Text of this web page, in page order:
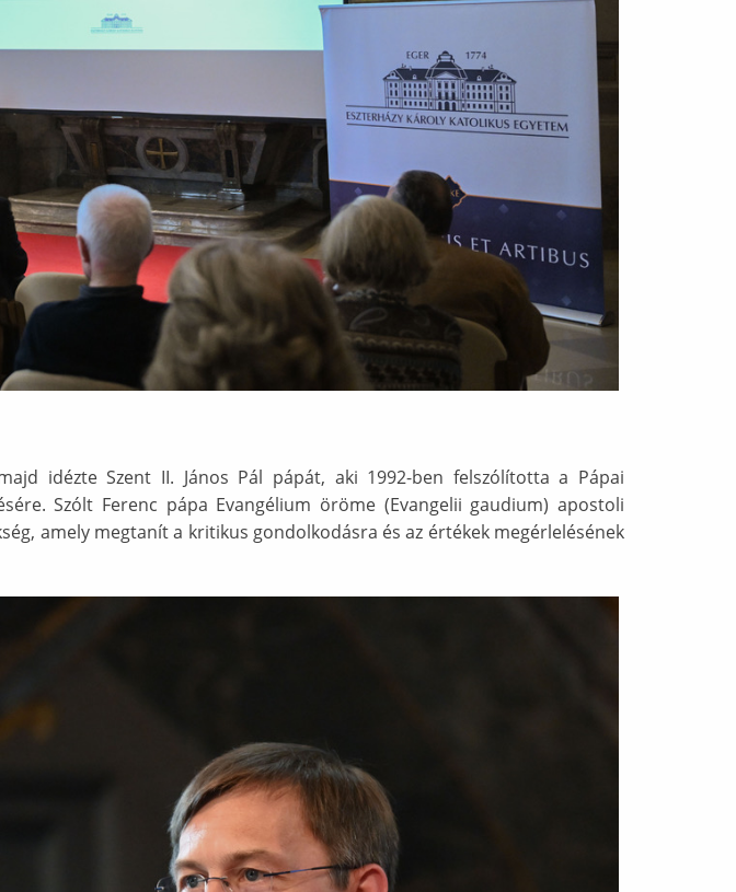
idézte Szent II. János Pál pápát, aki 1992-ben felszólította a Pápai
Szólt Ferenc pápa Evangélium öröme (Evangelii gaudium) apostoli
amely megtanít a kritikus gondolkodásra és az értékek megérlelésének